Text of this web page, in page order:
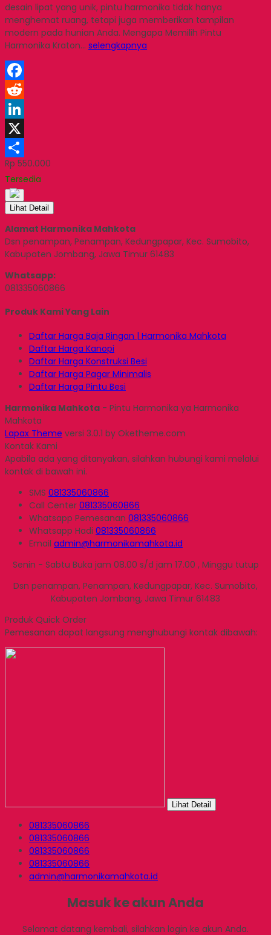
desain lipat yang unik, pintu harmonika tidak hanya
menghemat ruang, tetapi juga memberikan tampilan
modern pada hunian Anda. Mengapa Memilih Pintu
Harmonika Kraton… selengkapnya
Facebook
Reddit
LinkedIn
X
Share
Rp 550.000
Tersedia
Lihat Detail
Alamat Harmonika Mahkota
Dsn penampan, Penampan, Kedungpapar, Kec. Sumobito,
Kabupaten Jombang, Jawa Timur 61483
Whatsapp:
081335060866
Produk Kami Yang Lain
Daftar Harga Baja Ringan | Harmonika Mahkota
Daftar Harga Kanopi
Daftar Harga Konstruksi Besi
Daftar Harga Pagar Minimalis
Daftar Harga Pintu Besi
Harmonika Mahkota - Pintu Harmonika ya Harmonika
Mahkota
Lapax Theme versi 3.0.1 by Oketheme.com
Kontak Kami
Apabila ada yang ditanyakan, silahkan hubungi kami melalui
kontak di bawah ini.
SMS 081335060866
Call Center 081335060866
Whatsapp Pemesanan 081335060866
Whatsapp Hadi 081335060866
Email admin@harmonikamahkota.id
Senin - Sabtu Buka jam 08.00 s/d jam 17.00 , Minggu tutup
Dsn penampan, Penampan, Kedungpapar, Kec. Sumobito,
Kabupaten Jombang, Jawa Timur 61483
Produk Quick Order
Pemesanan dapat langsung menghubungi kontak dibawah:
Lihat Detail
081335060866
081335060866
081335060866
081335060866
admin@harmonikamahkota.id
Masuk ke akun Anda
Selamat datang kembali, silahkan login ke akun Anda.